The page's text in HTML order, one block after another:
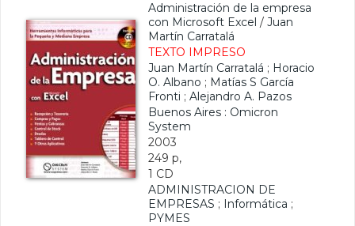
Administración de la empresa
con Microsoft Excel / Juan
Martín Carratalá
TEXTO IMPRESO
Juan Martín Carratalá ; Horacio
O. Albano ; Matías S García
Fronti ; Alejandro A. Pazos
Buenos Aires : Omicron
System
2003
249 p,
1 CD
ADMINISTRACION DE
EMPRESAS ; Informática ;
PYMES